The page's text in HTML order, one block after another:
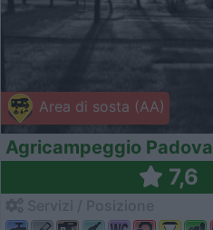
Area di sosta (AA)
Agricampeggio Padova
7,6